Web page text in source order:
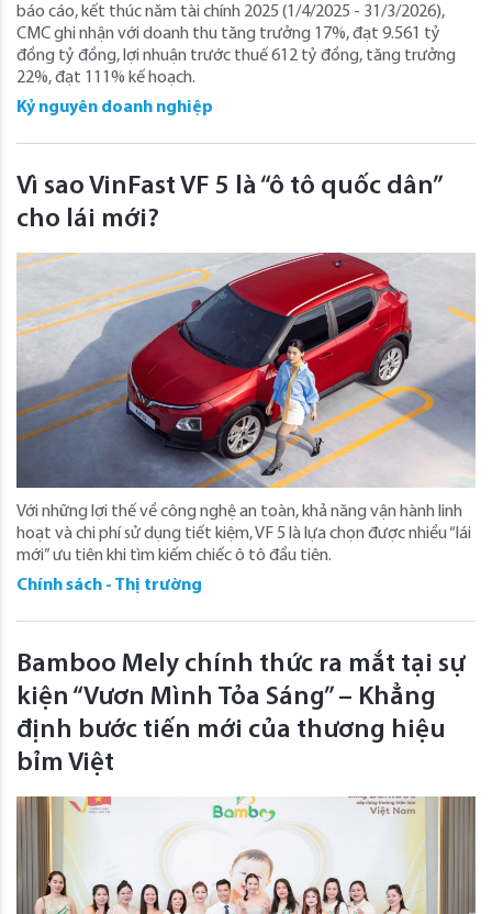
báo cáo, kết thúc năm tài chính 2025 (1/4/2025 - 31/3/2026),
CMC ghi nhận với doanh thu tăng trưởng 17%, đạt 9.561 tỷ
đồng tỷ đồng, lợi nhuận trước thuế 612 tỷ đồng, tăng trưởng
22%, đạt 111% kế hoạch.
Kỷ nguyên doanh nghiệp
Vì sao VinFast VF 5 là “ô tô quốc dân”
cho lái mới?
Với những lợi thế về công nghệ an toàn, khả năng vận hành linh
hoạt và chi phí sử dụng tiết kiệm, VF 5 là lựa chọn được nhiều “lái
mới” ưu tiên khi tìm kiếm chiếc ô tô đầu tiên.
Chính sách - Thị trường
Bamboo Mely chính thức ra mắt tại sự
kiện “Vươn Mình Tỏa Sáng” – Khẳng
định bước tiến mới của thương hiệu
bỉm Việt